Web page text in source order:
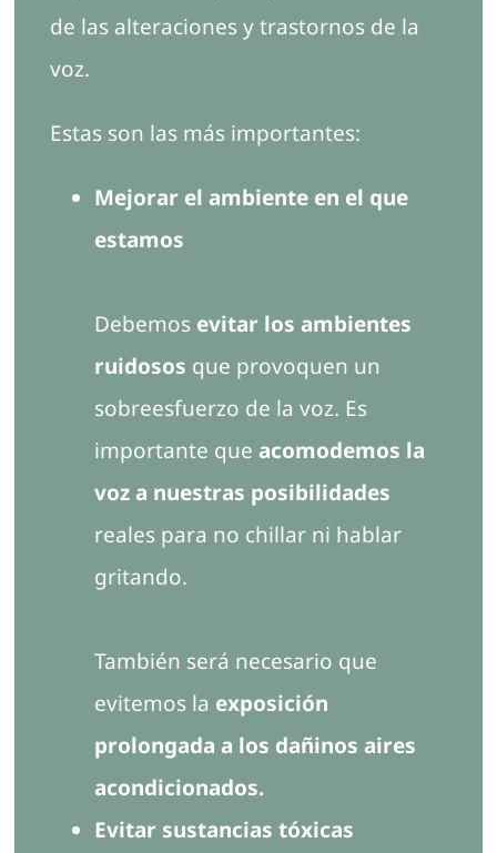
de las alteraciones y trastornos de la
voz.
Estas son las más importantes:
Mejorar el ambiente en el que
estamos
Debemos evitar los ambientes
ruidosos que provoquen un
sobreesfuerzo de la voz. Es
importante que acomodemos la
voz a nuestras posibilidades
reales para no chillar ni hablar
gritando.
También será necesario que
evitemos la exposición
prolongada a los dañinos aires
acondicionados.
Evitar sustancias tóxicas